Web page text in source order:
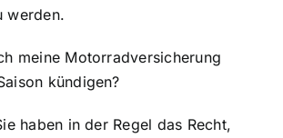
werden.
meine Motorradversicherung
kündigen?
haben in der Regel das Recht,